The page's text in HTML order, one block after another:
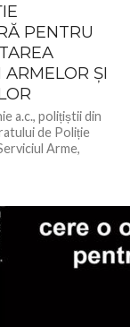
PENTRU
ȘI
a.c., polițiștii din
de Poliție
Arme,